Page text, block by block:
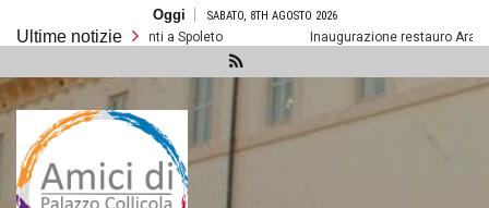
contenuto
Oggi SABATO, 8TH AGOSTO 2026
Ultime notizie
Prossimi eventi a Spoleto Inaugurazione restauro
Amici di
Palazzo
Collicola